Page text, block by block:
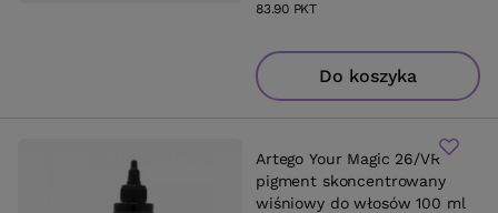
83.90PKTpunktów
Do koszyka
Artego Your Magic 26/VR
pigment skoncentrowany
wiśniowy do włosów 100 ml